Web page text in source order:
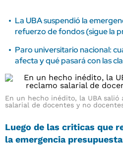
La UBA suspendió la
refuerzo de fondos (sigue la
Paro universitario nacional:
afecta y qué pasará con las
En un hecho inédito, la UBA salió
salarial de docentes y no
Luego de las criticas que
la emergencia